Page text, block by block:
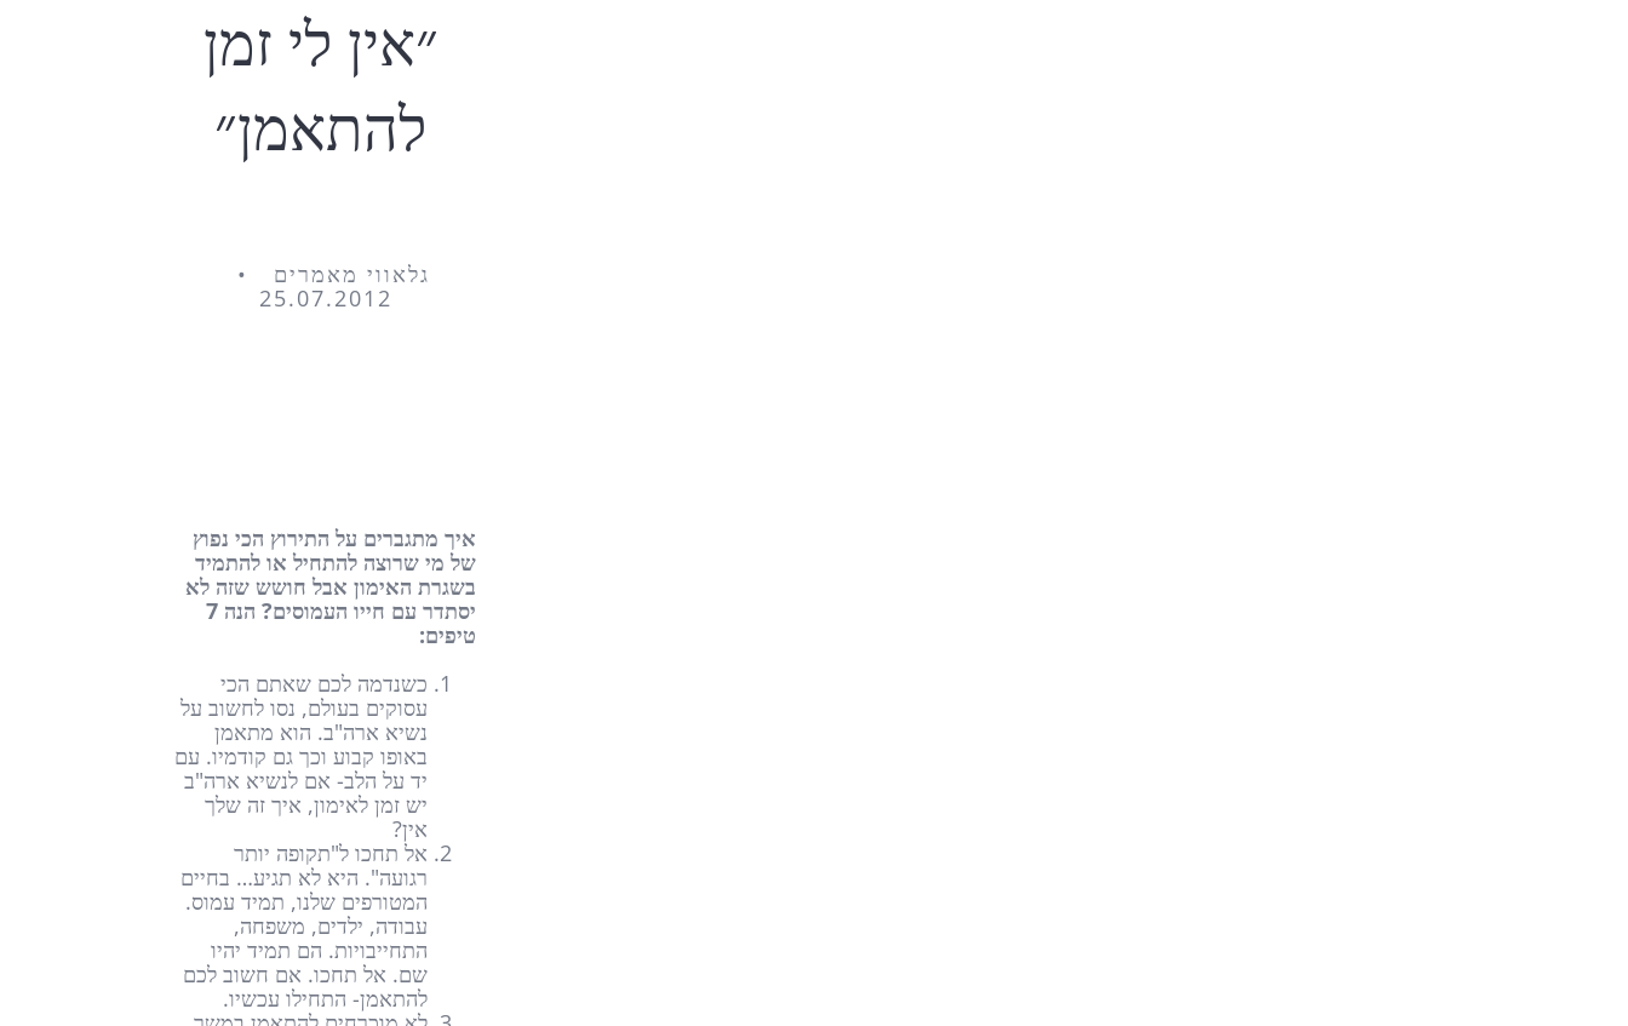
״אין לי זמן
להתאמן״
גלאווי מאמרים •
25.07.2012
איך מתגברים על התירוץ הכי נפוץ
של מי שרוצה להתחיל או להתמיד
בשגרת האימון אבל חושש שזה לא
יסתדר עם חייו העמוסים? הנה 7
טיפים:
כשנדמה לכם שאתם הכי
עסוקים בעולם, נסו לחשוב על
נשיא ארה"ב. הוא מתאמן
באופו קבוע וכך גם קודמיו. עם
יד על הלב- אם לנשיא ארה"ב
יש זמן לאימון, איך זה שלך
אין?
אל תחכו ל"תקופה יותר
רגועה". היא לא תגיע… בחיים
המטורפים שלנו, תמיד עמוס.
עבודה, ילדים, משפחה,
התחייבויות. הם תמיד יהיו
שם. אל תחכו. אם חשוב לכם
להתאמן- התחילו עכשיו.